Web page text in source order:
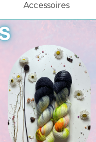
Accessoires